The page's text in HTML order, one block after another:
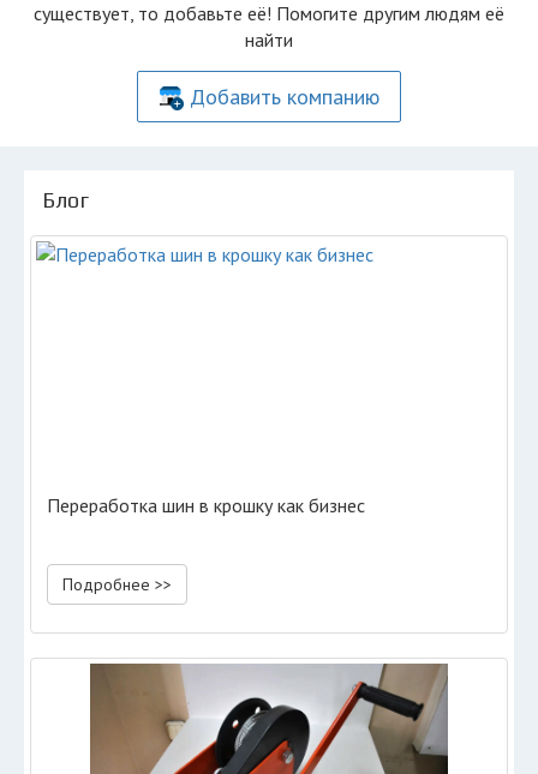
существует, то добавьте её! Помогите другим людям её
найти
Добавить компанию
Блог
Переработка шин в крошку как бизнес
Подробнее >>